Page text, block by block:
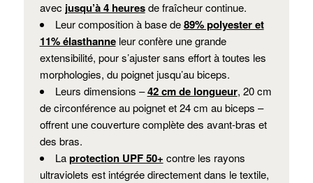
avec jusqu’à 4 heuresde fraîcheur continue.
Leur composition à base de89% polyester et
11% élasthanneleur confère une grande
extensibilité, pour s’ajuster sans effort à toutes les
morphologies, du poignet jusqu’au biceps.
Leurs dimensions –42 cm de longueur, 20 cm
de circonférence au poignet et 24 cm au biceps –
offrent une couverture complète des avant-bras et
des bras.
Laprotection UPF 50+ contre les rayons
ultraviolets est intégrée directement dans le textile,